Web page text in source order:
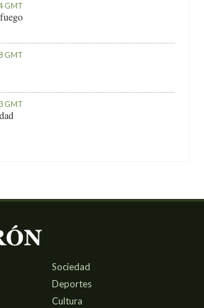
GMT
GMT
GMT
Sociedad
Deportes
Cultura